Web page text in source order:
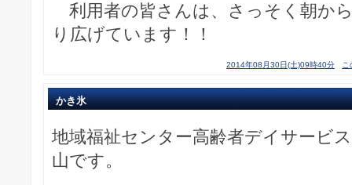
利用者の皆さんは、さっそく朝か
り広げています！！
2014年08月30日(土)09時40分
かき氷
地域福祉センター高齢者デイサービ
山です。